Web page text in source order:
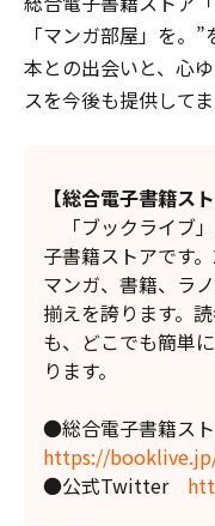
「マンガ部屋」を。
本との出会いと、心
スを今後も提供してま
【総合電子書籍ス
「ブックライブ
子書籍ストアです
マンガ、書籍、ラ
揃えを誇ります。
も、どこでも簡単
ります。
●総合電子書籍スト
https://
●公式Twitter